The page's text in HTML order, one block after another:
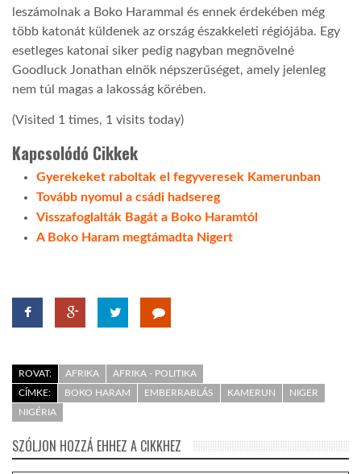
leszámolnak a Boko Harammal és ennek érdekében még
több katonát küldenek az ország északkeleti régiójába. Egy
esetleges katonai siker pedig nagyban megnövelné
Goodluck Jonathan elnök népszerűséget, amely jelenleg
nem túl magas a lakosság körében.
(Visited 1 times, 1 visits today)
Kapcsolódó Cikkek
Gyerekeket raboltak el fegyveresek Kamerunban
Tovább nyomul a csádi hadsereg
Visszafoglalták Bagát a Boko Haramtól
A Boko Haram megtámadta Nigert
ROVAT: AFRIKA
AFRIKA - POLITIKA
CÍMKE:
BOKO HARAM EMBERRABLÁS KAMERUN
NIGER
NIGÉRIA
SZÓLJON HOZZÁ EHHEZ A CIKKHEZ